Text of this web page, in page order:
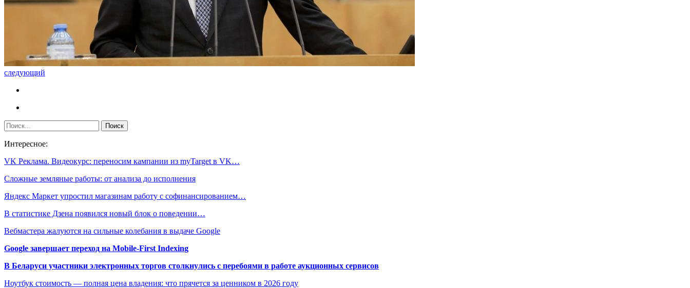
следующий
Интересное:
VK Реклама. Видеокурс: переносим кампании из myTarget в VK…
Сложные земляные работы: от анализа до исполнения
Яндекс Маркет упростил магазинам работу с софинансированием…
В статистике Дзена появился новый блок о поведении…
Вебмастера жалуются на сильные колебания в выдаче Google
Google завершает переход на Mobile-First Indexing
В Беларуси участники электронных торгов столкнулись с перебоями в работе аукционных сервисов
Ноутбук стоимость — полная цена владения: что прячется за ценником в 2026 году